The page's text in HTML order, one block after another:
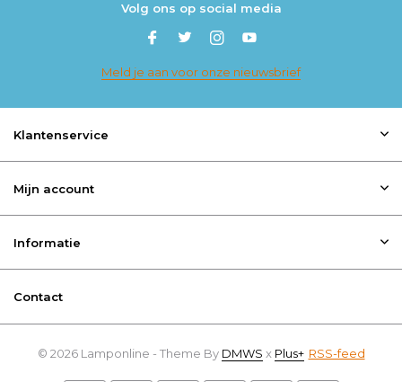
Volg ons op social media
Meld je aan voor onze nieuwsbrief
Klantenservice
Mijn account
Informatie
Contact
© 2026 Lamponline - Theme By DMWS x Plus+ RSS-feed